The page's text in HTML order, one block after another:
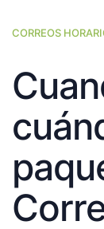
CORREOS